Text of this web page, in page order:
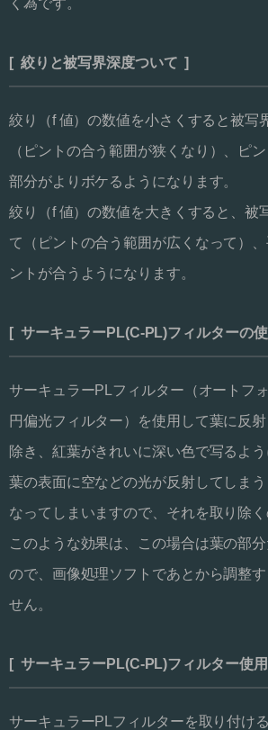
[ 絞りと被写界深度ついて ]
絞り（f 値）の数値を小さくすると被写
（ピントの合う範囲が狭くなり）、ピ
部分がよりボケるようになります。
絞り（f 値）の数値を大きくすると、被
て（ピントの合う範囲が広くなって）
ントが合うようになります。
[ サーキュラーPL(C-PL)フィルターの
サーキュラーPLフィルター（オートフ
円偏光フィルター）を使用して葉に反
除き、紅葉がきれいに深い色で写るよう
葉の表面に空などの光が反射してしまう
なってしまいますので、それを取り除く
このような効果は、この場合は葉の部
ので、画像処理ソフトであとから調整
せん。
[ サーキュラーPL(C-PL)フィルター使
サーキュラーPLフィルターを取り付け